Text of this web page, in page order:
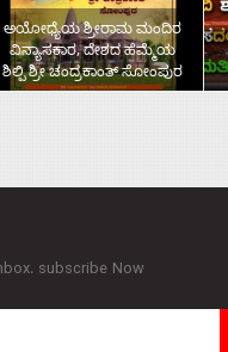
ಅಯೋಧ್ಯೆಯ ಶ್ರೀರಾಮ ಮಂದಿರ
ವಿನ್ಯಾಸಕಾರ, ದೇಶದ ಹೆಮ್ಮೆಯ
ಶಿಲ್ಪಿ ಶ್ರೀ ಚಂದ್ರಕಾಂತ್‌ ಸೋಂಪುರ
subscribe Now